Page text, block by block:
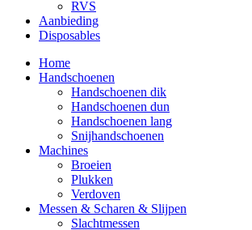
RVS
Aanbieding
Disposables
Home
Handschoenen
Handschoenen dik
Handschoenen dun
Handschoenen lang
Snijhandschoenen
Machines
Broeien
Plukken
Verdoven
Messen & Scharen & Slijpen
Slachtmessen